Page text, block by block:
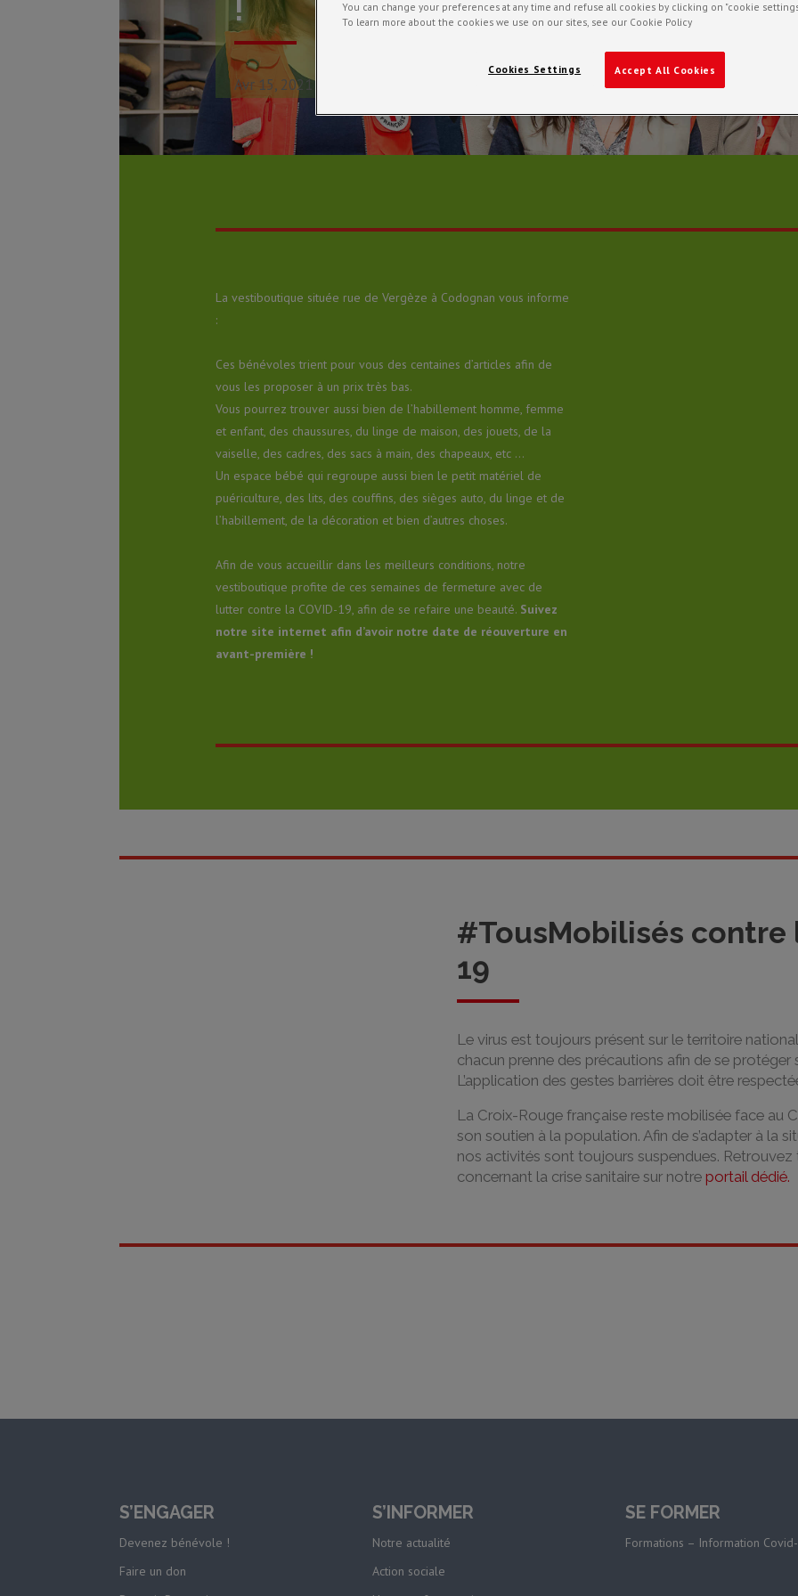
!
Avr 15, 2021
La vestiboutique située rue de Vergèze à Codognan vous informe
:
Ces bénévoles trient pour vous des centaines d’articles afin de
vous les proposer à un prix très bas.
Vous pourrez trouver aussi bien de l’habillement homme, femme
et enfant, des chaussures, du linge de maison, des jouets, de la
vaiselle, des cadres, des sacs à main, des chapeaux, etc …
Un espace bébé qui regroupe aussi bien le petit matériel de
puériculture, des lits, des couffins, des sièges auto, du linge et de
l’habillement, de la décoration et bien d’autres choses.
Afin de vous accueillir dans les meilleurs conditions, notre
vestiboutique profite de ces semaines de fermeture avec de
lutter contre la COVID-19, afin de se refaire une beauté. Suivez
notre site internet afin d’avoir notre date de réouverture en
avant-première !
#TousMobilisés contre
19
Le virus est toujours présent sur le territoire
chacun prenne des précautions afin de se protéger
L’application des gestes barrières doit être
La Croix-Rouge française reste mobilisée face au
son soutien à la population. Afin de s’adapter à la
nos activités sont toujours suspendues.
concernant la crise sanitaire sur notre portail dédié.
S’ENGAGER
Devenez bénévole !
Faire un don
S’INFORMER
Notre actualité
Action sociale
SE FORMER
Formations – Information
You can change your preferences at any time and refuse all cookies by clicking on "cookie
To learn more about the cookies we use on our sites, see our Cookie Policy
Accept All Cookies
Cookies Settings